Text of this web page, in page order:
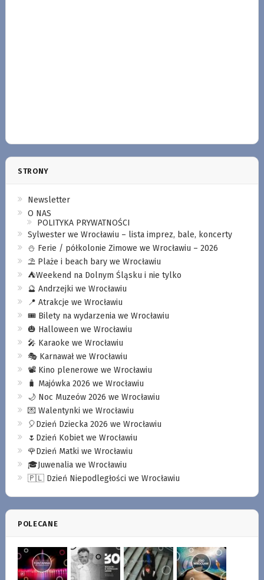
STRONY
Newsletter
O NAS
POLITYKA PRYWATNOŚCI
Sylwester we Wrocławiu – lista imprez, bale, koncerty
⛄️ Ferie / półkolonie Zimowe we Wrocławiu – 2026
⛱️ Plaże i beach bary we Wrocławiu
⛺️Weekend na Dolnym Śląsku i nie tylko
🔮 Andrzejki we Wrocławiu
📍 Atrakcje we Wrocławiu
🎟️ Bilety na wydarzenia we Wrocławiu
🎃 Halloween we Wrocławiu
🎤 Karaoke we Wrocławiu
🎭 Karnawał we Wrocławiu
📽️ Kino plenerowe we Wrocławiu
🧳 Majówka 2026 we Wrocławiu
🌙 Noc Muzeów 2026 we Wrocławiu
💌 Walentynki we Wrocławiu
🎈Dzień Dziecka 2026 we Wrocławiu
🌷Dzień Kobiet we Wrocławiu
🌹Dzień Matki we Wrocławiu
🎓Juwenalia we Wrocławiu
🇵🇱 Dzień Niepodległości we Wrocławiu
POLECANE